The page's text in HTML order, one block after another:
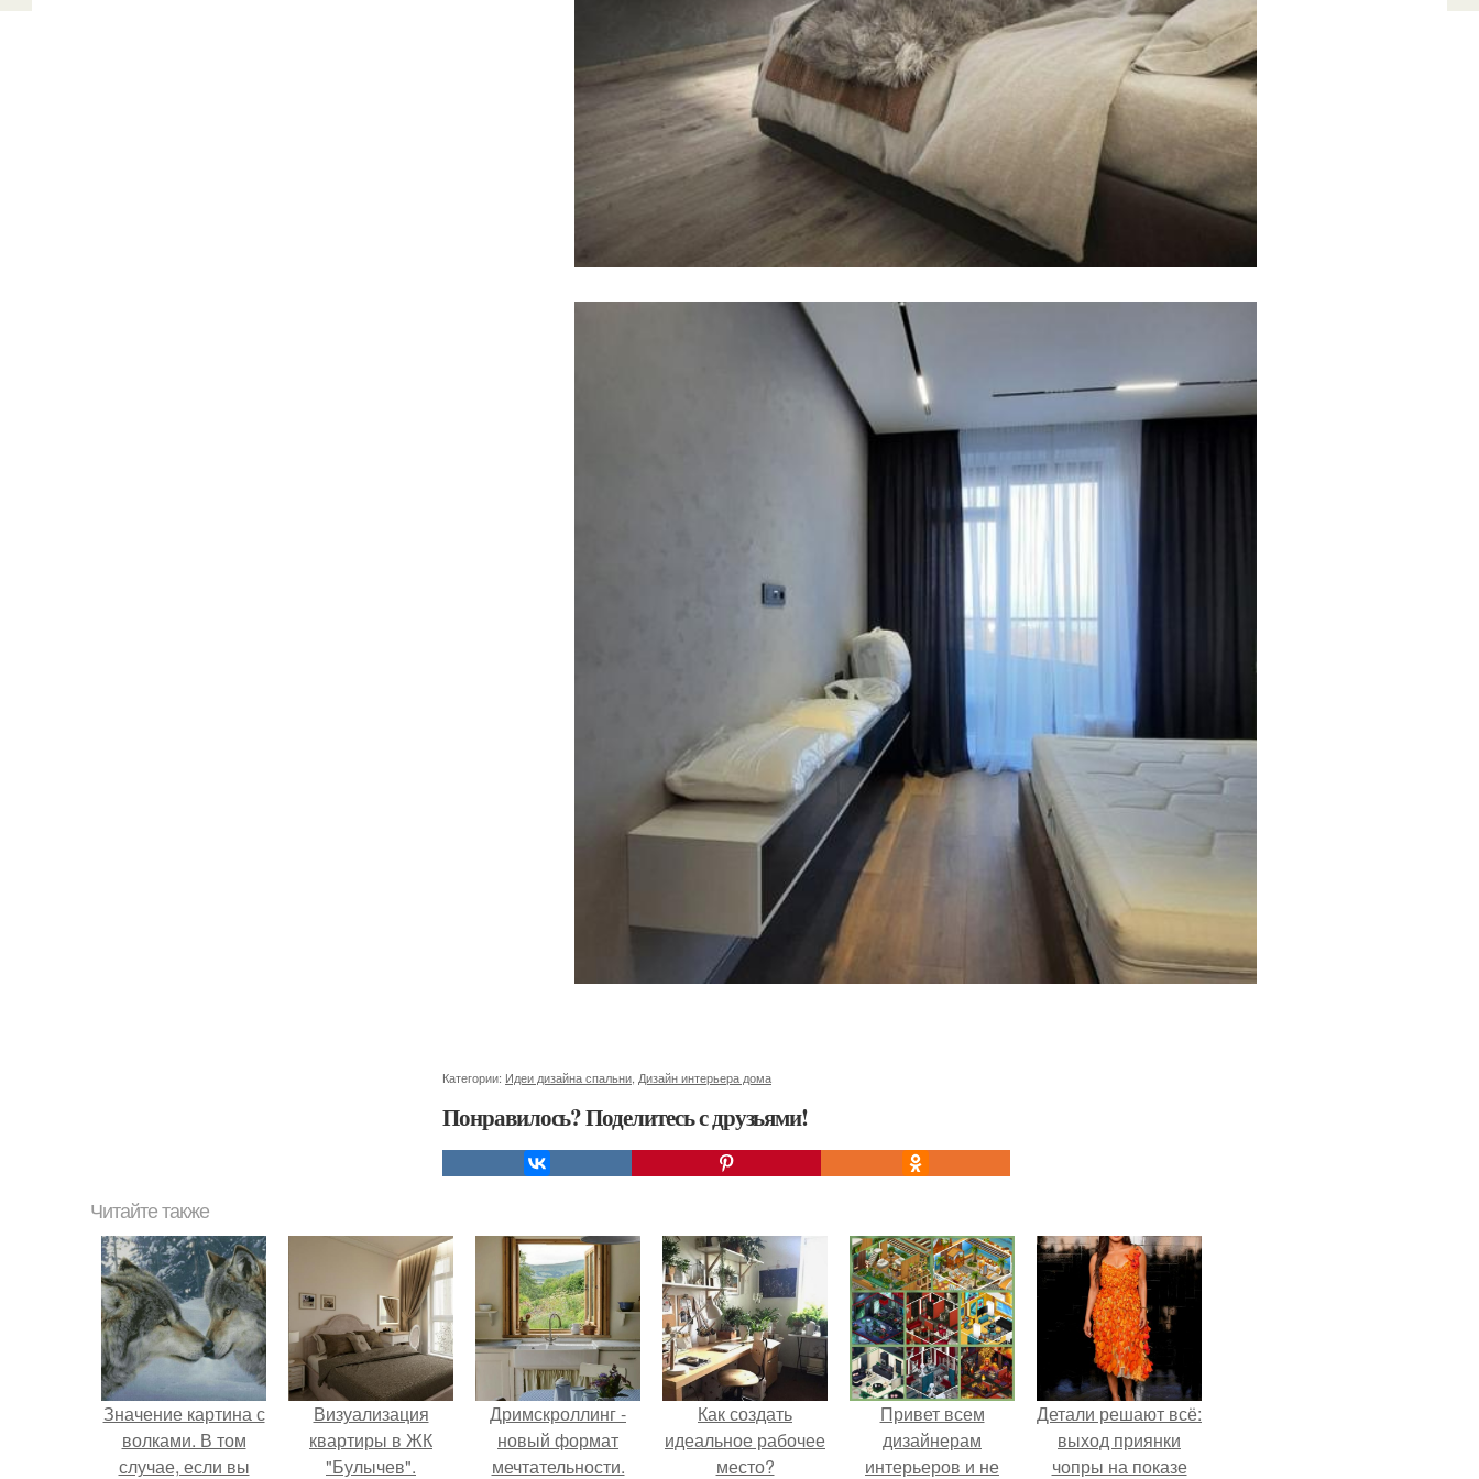
Категории: Идеи дизайна спальни Дизайн интерьера дома
Понравилось? Поделитесь с друзьями!
Читайте также
Значение картина с
волками. В том
случае, если вы
Визуализация
квартиры в ЖК
"Булычев".
Дримскроллинг -
новый формат
мечтательности.
Как создать
идеальное рабочее
место?
Привет всем
дизайнерам
интерьеров и не
Детали решают всё:
выход приянки
чопры на показе